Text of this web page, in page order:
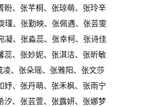
盼、张芊桐、张琼萌、张玲辛
瑾、张勤映、张佩遇、张芸雯
凝、张淼蕊、张幸柯、张诗佳
蕊、张妙妮、张淇洁、张昕敏
凌、张朵瑶、张雅阳、张文莎
妤、张丹萌、张禾枫、张雨宁
汐、张芸萱、张露妍、张娜梦